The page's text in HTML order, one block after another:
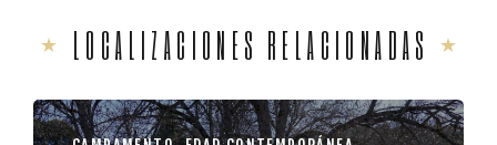
LOCALIZACIONES RELACIONADAS